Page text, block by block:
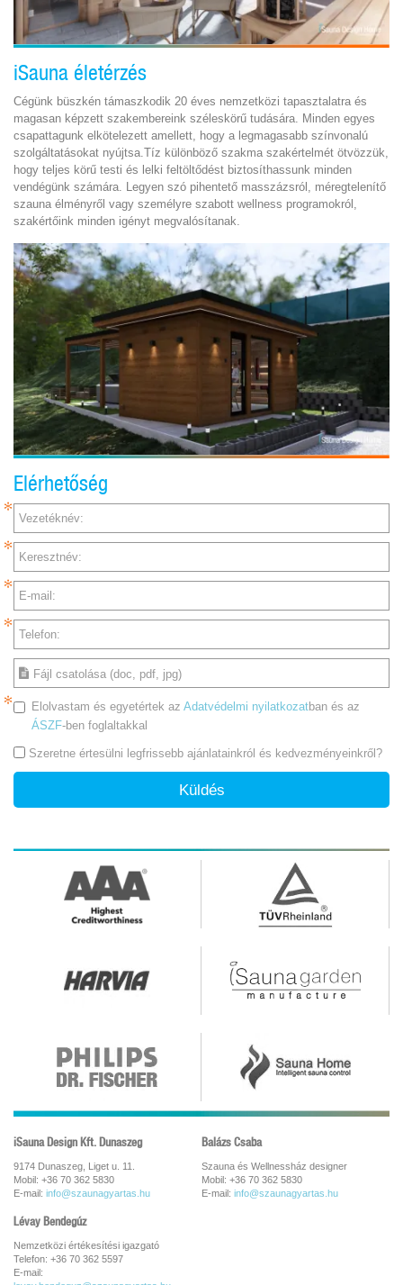
iSauna életérzés
Cégünk büszkén támaszkodik 20 éves nemzetközi tapasztalatra és
magasan képzett szakembereink széleskörű tudására. Minden egyes
csapattagunk elkötelezett amellett, hogy a legmagasabb színvonalú
szolgáltatásokat nyújtsa.Tíz különböző szakma szakértelmét ötvözzük,
hogy teljes körű testi és lelki feltöltődést biztosíthassunk minden
vendégünk számára. Legyen szó pihentető masszázsról, méregtelenítő
szauna élményről vagy személyre szabott wellness programokról,
szakértőink minden igényt megvalósítanak.
Elérhetőség
Vezetéknév:
Keresztnév:
E-mail:
Telefon:
Fájl csatolása (doc, pdf, jpg)
Elolvastam és egyetértek az Adatvédelmi nyilatkozatban és az
ÁSZF-ben foglaltakkal
Szeretne értesülni legfrissebb ajánlatainkról és kedvezményeinkről?
Küldés
iSauna Design Kft. Dunaszeg
9174 Dunaszeg, Liget u. 11.
Mobil: +36 70 362 5830
E-mail: info@szaunagyartas.hu
Balázs Csaba
Szauna és Wellnessház designer
Mobil: +36 70 362 5830
E-mail: info@szaunagyartas.hu
Lévay Bendegúz
Nemzetközi értékesítési igazgató
Telefon: +36 70 362 5597
E-mail: